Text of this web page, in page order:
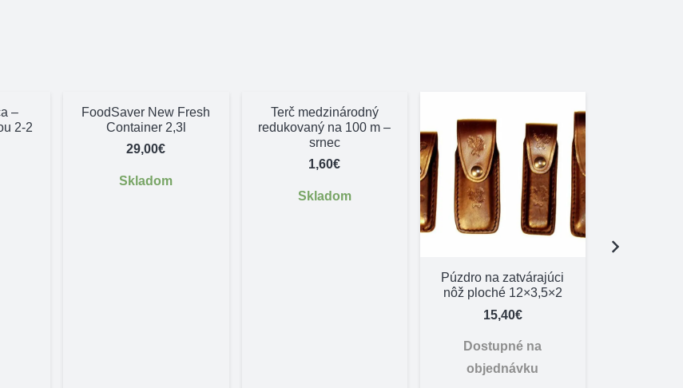
–
2-2
FoodSaver New Fresh
Container 2,3l
29,00€
Skladom
Terč medzinárodný
redukovaný na 100 m –
srnec
1,60€
Skladom
Púzdro na zatvárajúci
nôž ploché 12×3,5×2
15,40€
Dostupné na
objednávku